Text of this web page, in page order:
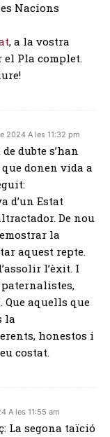
Nacions
, a la vostra
Pla complet.
2024 A les 11:32 pm
dubte s’han
donen vida a
d’un Estat
De nou
la
aquest repte.
l’èxit. I
Que aquells que
la
honestos i
costat.
A les 11:55 am
La segona taïció